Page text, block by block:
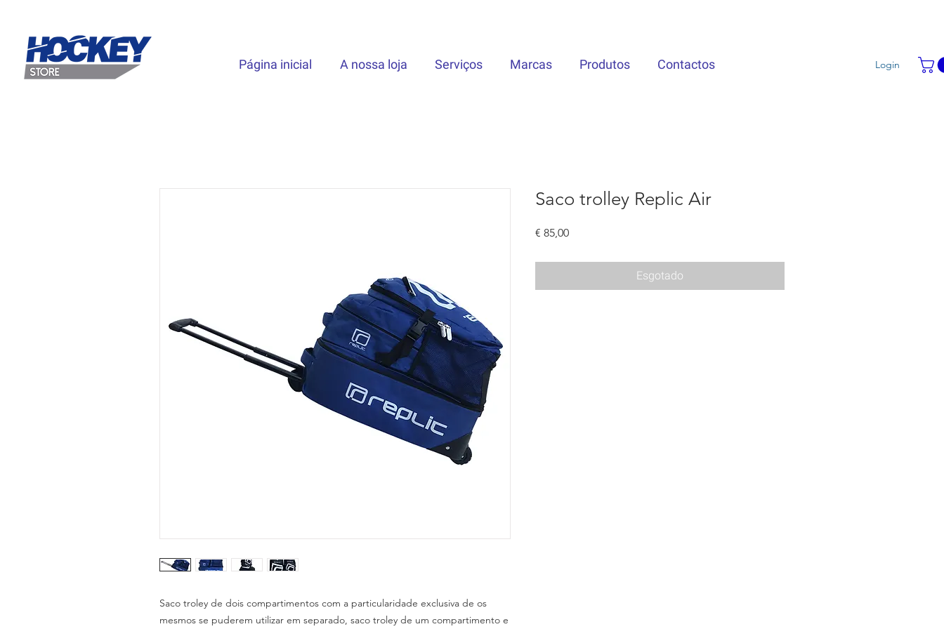
Página inicial A nossa loja Serviços Marcas Produtos Contactos Login
Saco troley de dois compartimentos com a particularidade exclusiva de os
mesmos se puderem utilizar em separado, saco troley de um compartimento e
Saco trolley Replic Air
€ 85,00Preço
Esgotado